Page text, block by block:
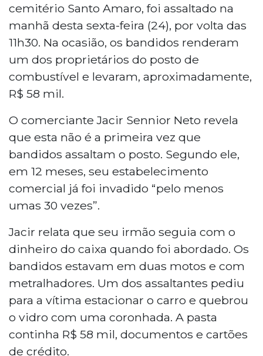
cemitério Santo Amaro, foi assaltado na
manhã desta sexta-feira (24), por volta das
11h30. Na ocasião, os bandidos renderam
um dos proprietários do posto de
combustível e levaram, aproximadamente,
R$ 58 mil.
O comerciante Jacir Sennior Neto revela
que esta não é a primeira vez que
bandidos assaltam o posto. Segundo ele,
em 12 meses, seu estabelecimento
comercial já foi invadido “pelo menos
umas 30 vezes”.
Jacir relata que seu irmão seguia com o
dinheiro do caixa quando foi abordado. Os
bandidos estavam em duas motos e com
metralhadores. Um dos assaltantes pediu
para a vítima estacionar o carro e quebrou
o vidro com uma coronhada. A pasta
continha R$ 58 mil, documentos e cartões
de crédito.